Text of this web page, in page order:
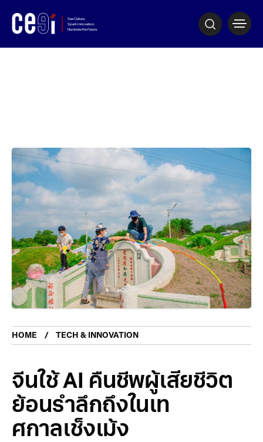
HOME TECH & INNOVATION
จีนใช้ AI คืนชีพผู้เสียชีวิต
ย้อนรำลึกถึงในเท
ศกาลเช็งเม้ง